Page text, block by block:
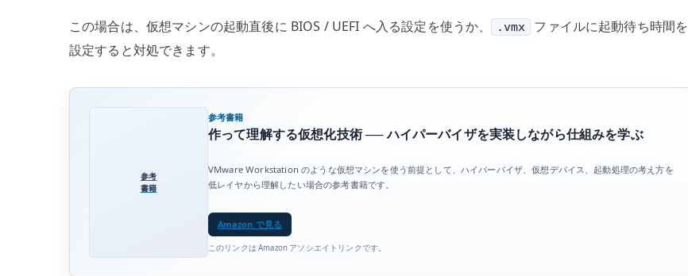
動
が
す
この場合は、仮想マシンの起動直後に BIOS / UEFI へ入る設定を使うか、 .vmx
ファイルに起動待ち時間を
設定すると対処できます。
参考
書籍
参考書籍
作って理解する仮想化技術 ── ハイパーバイザを実装しながら仕組みを学ぶ
VMware Workstation のような仮想マシンを使う前提として、ハイパーバイザ、仮想デバイス、起動処理の考え方を
低レイヤから理解したい場合の参考書籍です。
Amazon で見る
このリンクは Amazon アソシエイトリンクです。